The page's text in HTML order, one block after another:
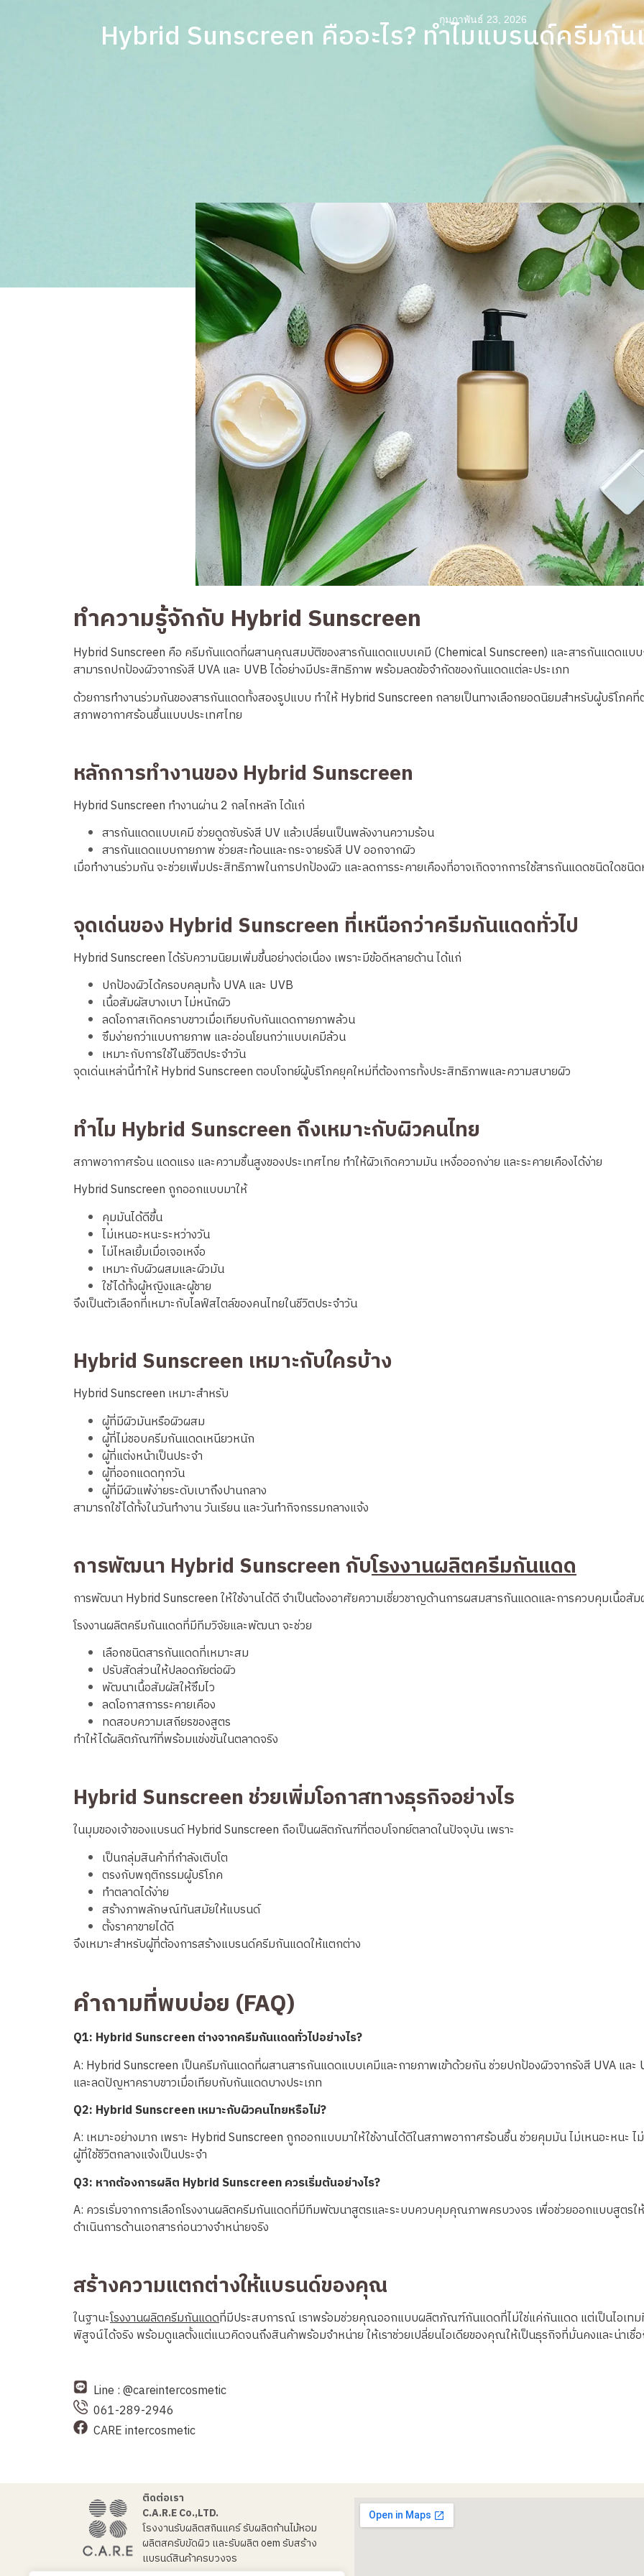
ข่าวสารและบทคว
กุมภาพันธ์ 23, 2026
Hybrid Sunscreen คืออะไร? ทำไมแบรนด์ครีมกั
ทำความรู้จักกับ Hybrid Sunscreen
Hybrid Sunscreen คือ ครีมกันแดดที่ผสานคุณสมบัติของสารกันแดดแบบเคมี (Chemical Sunscreen) และสารกันแดดแบบ
สามารถปกป้องผิวจากรังสี UVA และ UVB ได้อย่างมีประสิทธิภาพ พร้อมลดข้อจำกัดของกันแดดแต่ละประเภท
ด้วยการทำงานร่วมกันของสารกันแดดทั้งสองรูปแบบ ทำให้ Hybrid Sunscreen กลายเป็นทางเลือกยอดนิยมสำหรับผู้บริโภค
สภาพอากาศร้อนชื้นแบบประเทศไทย
หลักการทำงานของ Hybrid Sunscreen
Hybrid Sunscreen ทำงานผ่าน 2 กลไกหลัก ได้แก่
สารกันแดดแบบเคมี ช่วยดูดซับรังสี UV แล้วเปลี่ยนเป็นพลังงานความร้อน
สารกันแดดแบบกายภาพ ช่วยสะท้อนและกระจายรังสี UV ออกจากผิว
เมื่อทำงานร่วมกัน จะช่วยเพิ่มประสิทธิภาพในการปกป้องผิว และลดการระคายเคืองที่อาจเกิดจากการใช้สารกันแดดชนิดใดชนิ
จุดเด่นของ Hybrid Sunscreen ที่เหนือกว่าครีมกันแดดทั่วไป
Hybrid Sunscreen ได้รับความนิยมเพิ่มขึ้นอย่างต่อเนื่อง เพราะมีข้อดีหลายด้าน ได้แก่
ปกป้องผิวได้ครอบคลุมทั้ง UVA และ UVB
เนื้อสัมผัสบางเบา ไม่หนักผิว
ลดโอกาสเกิดคราบขาวเมื่อเทียบกับกันแดดกายภาพล้วน
ซึมง่ายกว่าแบบกายภาพ และอ่อนโยนกว่าแบบเคมีล้วน
เหมาะกับการใช้ในชีวิตประจำวัน
จุดเด่นเหล่านี้ทำให้ Hybrid Sunscreen ตอบโจทย์ผู้บริโภคยุคใหม่ที่ต้องการทั้งประสิทธิภาพและความสบายผิว
ทำไม Hybrid Sunscreen ถึงเหมาะกับผิวคนไทย
สภาพอากาศร้อน แดดแรง และความชื้นสูงของประเทศไทย ทำให้ผิวเกิดความมัน เหงื่อออกง่าย และระคายเคืองได้ง่าย
Hybrid Sunscreen ถูกออกแบบมาให้
คุมมันได้ดีขึ้น
ไม่เหนอะหนะระหว่างวัน
ไม่ไหลเยิ้มเมื่อเจอเหงื่อ
เหมาะกับผิวผสมและผิวมัน
ใช้ได้ทั้งผู้หญิงและผู้ชาย
จึงเป็นตัวเลือกที่เหมาะกับไลฟ์สไตล์ของคนไทยในชีวิตประจำวัน
Hybrid Sunscreen เหมาะกับใครบ้าง
Hybrid Sunscreen เหมาะสำหรับ
ผู้ที่มีผิวมันหรือผิวผสม
ผู้ที่ไม่ชอบครีมกันแดดเหนียวหนัก
ผู้ที่แต่งหน้าเป็นประจำ
ผู้ที่ออกแดดทุกวัน
ผู้ที่มีผิวแพ้ง่ายระดับเบาถึงปานกลาง
สามารถใช้ได้ทั้งในวันทำงาน วันเรียน และวันทำกิจกรรมกลางแจ้ง
การพัฒนา Hybrid Sunscreen กับโรงงานผลิตครีมกันแดด
การพัฒนา Hybrid Sunscreen ให้ใช้งานได้ดี จำเป็นต้องอาศัยความเชี่ยวชาญด้านการผสมสารกันแดดและการควบคุมเนื้อสั
โรงงานผลิตครีมกันแดดที่มีทีมวิจัยและพัฒนา จะช่วย
เลือกชนิดสารกันแดดที่เหมาะสม
ปรับสัดส่วนให้ปลอดภัยต่อผิว
พัฒนาเนื้อสัมผัสให้ซึมไว
ลดโอกาสการระคายเคือง
ทดสอบความเสถียรของสูตร
ทำให้ได้ผลิตภัณฑ์ที่พร้อมแข่งขันในตลาดจริง
Hybrid Sunscreen ช่วยเพิ่มโอกาสทางธุรกิจอย่างไร
ในมุมของเจ้าของแบรนด์ Hybrid Sunscreen ถือเป็นผลิตภัณฑ์ที่ตอบโจทย์ตลาดในปัจจุบัน เพราะ
เป็นกลุ่มสินค้าที่กำลังเติบโต
ตรงกับพฤติกรรมผู้บริโภค
ทำตลาดได้ง่าย
สร้างภาพลักษณ์ทันสมัยให้แบรนด์
ตั้งราคาขายได้ดี
จึงเหมาะสำหรับผู้ที่ต้องการสร้างแบรนด์ครีมกันแดดให้แตกต่าง
คำถามที่พบบ่อย (FAQ)
Q1: Hybrid Sunscreen ต่างจากครีมกันแดดทั่วไปอย่างไร?
A: Hybrid Sunscreen เป็นครีมกันแดดที่ผสานสารกันแดดแบบเคมีและกายภาพเข้าด้วยกัน ช่วยปกป้องผิวจากรังสี UVA แล
และลดปัญหาคราบขาวเมื่อเทียบกับกันแดดบางประเภท
Q2: Hybrid Sunscreen เหมาะกับผิวคนไทยหรือไม่?
A: เหมาะอย่างมาก เพราะ Hybrid Sunscreen ถูกออกแบบมาให้ใช้งานได้ดีในสภาพอากาศร้อนชื้น ช่วยคุมมัน ไม่เหนอะหนะ
ผู้ที่ใช้ชีวิตกลางแจ้งเป็นประจำ
Q3: หากต้องการผลิต Hybrid Sunscreen ควรเริ่มต้นอย่างไร?
A: ควรเริ่มจากการเลือกโรงงานผลิตครีมกันแดดที่มีทีมพัฒนาสูตรและระบบควบคุมคุณภาพครบวงจร เพื่อช่วยออกแบบสูตรใ
ดำเนินการด้านเอกสารก่อนวางจำหน่ายจริง
สร้างความแตกต่างให้แบรนด์ของคุณ
ในฐานะโรงงานผลิตครีมกันแดดที่มีประสบการณ์ เราพร้อมช่วยคุณออกแบบผลิตภัณฑ์กันแดดที่ไม่ใช่แค่กันแดด แต่เป็นไอเท
พิสูจน์ได้จริง พร้อมดูแลตั้งแต่แนวคิดจนถึงสินค้าพร้อมจำหน่าย ให้เราช่วยเปลี่ยนไอเดียของคุณให้เป็นธุรกิจที่มั่นคงและน่าเชื่อ
Line : @careintercosmetic
061-289-2946
CARE intercosmetic
ติดต่อเรา
C.A.R.E Co.,LTD.
โรงงานรับผลิตสกินแคร์รับผลิตก้านไม้หอม
ผลิตสครับขัดผิว และรับผลิต oemรับสร้าง
แบรนด์สินค้าครบวงจร